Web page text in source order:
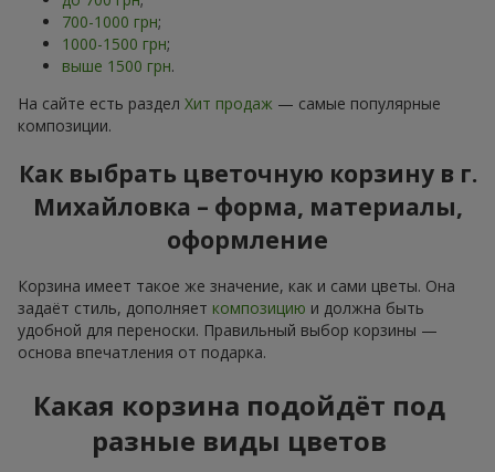
700-1000 грн;
1000-1500 грн;
выше 1500 грн.
На сайте есть раздел Хит продаж — самые популярные
композиции.
Как выбрать цветочную корзину в г.
Михайловка – форма, материалы,
оформление
Корзина имеет такое же значение, как и сами цветы. Она
задаёт стиль, дополняет композицию и должна быть
удобной для переноски. Правильный выбор корзины —
основа впечатления от подарка.
Какая корзина подойдёт под
разные виды цветов